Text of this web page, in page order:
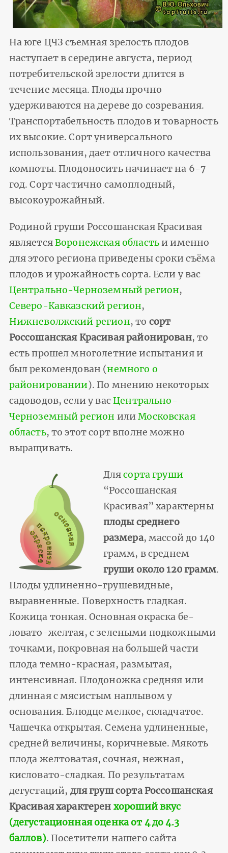
На юге ЦЧЗ съемная зрелость плодов
наступает в середине августа, период
потребительской зрелости длится в
течение месяца. Плоды прочно
удерживаются на дереве до созревания.
Транспортабельность плодов и товарность
их высокие. Сорт универсального
использования, дает отличного качества
компо­ты. Плодоносить начинает на 6-7
год. Сорт частично самоплодный,
высокоурожайный.
Родиной груши Россошанская Красивая
являетсяВоронежская областьи именно
для этого региона приведены сроки съёма
плодов и урожайность сорта. Если у вас
Центрально-Черноземный регион,
Северо-Кавказский регион,
Нижневолжский регион, то сорт
Россошанская Красивая районирован, то
есть прошел многолетние испытания и
был рекомендован (немного о
районировании). По мнению некоторых
садоводов, если у васЦентрально-
Черноземный регион илиМосковская
область, то этот сорт вполне можно
выращивать.
Длясорта груши
“Россошанская
Красивая” характерны
плоды среднего
размера, массой до 140
грамм, в среднем
груши около 120 грамм.
Плоды удлиненно-груше­видные,
выравненные. Поверхность гладкая.
Кожица тонкая. Основная окраска бе­
ловато-желтая, с зелеными подкожными
точками, покровная на большей части
плода темно-красная, размытая,
интенсивная. Плодоножка средняя или
длинная с мясистым наплывом у
основания. Блюдце мелкое, складчатое.
Чашечка открытая. Семена удлиненные,
средней величины, ко­ричневые. Мякоть
плода желтоватая, сочная, нежная,
кисловато-сладкая. По результатам
дегустаций, для груш сорта Россошанская
Красивая характерен хороший вкус
(дегустационная оценка от 4 до 4.3
баллов). Посетители нашего сайта